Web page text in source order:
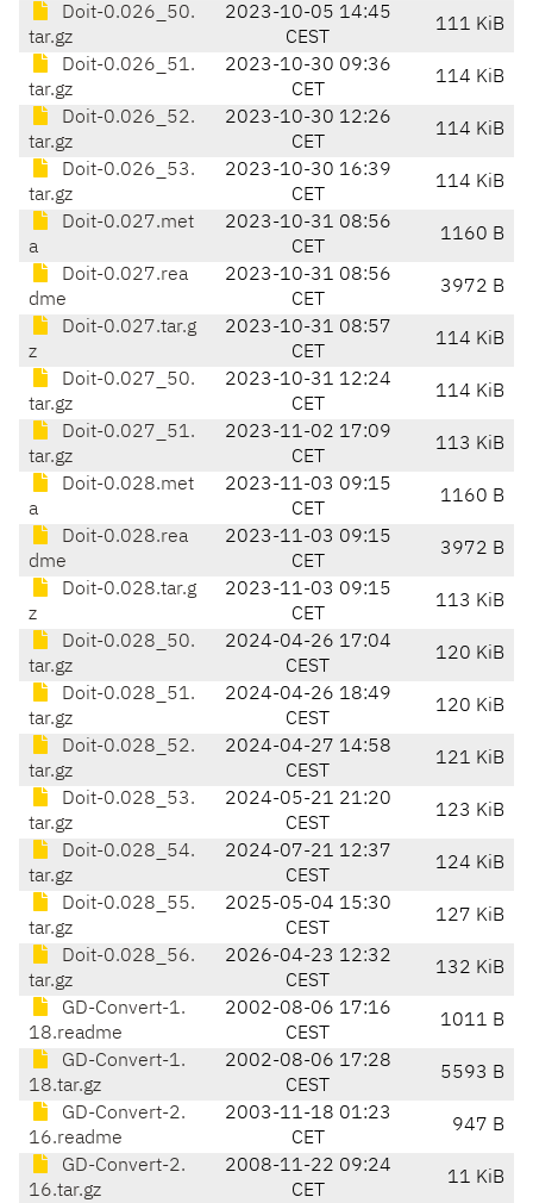
Doit-0.026_50.
tar.gz
2023-10-05 14:45
CEST
111 KiB
Doit-0.026_51.
tar.gz
2023-10-30 09:36
CET
114 KiB
Doit-0.026_52.
tar.gz
2023-10-30 12:26
CET
114 KiB
Doit-0.026_53.
tar.gz
2023-10-30 16:39
CET
114 KiB
Doit-0.027.met
a
2023-10-31 08:56
CET
1160 B
Doit-0.027.rea
dme
2023-10-31 08:56
CET
3972 B
Doit-0.027.tar.g
z
2023-10-31 08:57
CET
114 KiB
Doit-0.027_50.
tar.gz
2023-10-31 12:24
CET
114 KiB
Doit-0.027_51.
tar.gz
2023-11-02 17:09
CET
113 KiB
Doit-0.028.met
a
2023-11-03 09:15
CET
1160 B
Doit-0.028.rea
dme
2023-11-03 09:15
CET
3972 B
Doit-0.028.tar.g
z
2023-11-03 09:15
CET
113 KiB
Doit-0.028_50.
tar.gz
2024-04-26 17:04
CEST
120 KiB
Doit-0.028_51.
tar.gz
2024-04-26 18:49
CEST
120 KiB
Doit-0.028_52.
tar.gz
2024-04-27 14:58
CEST
121 KiB
Doit-0.028_53.
tar.gz
2024-05-21 21:20
CEST
123 KiB
Doit-0.028_54.
tar.gz
2024-07-21 12:37
CEST
124 KiB
Doit-0.028_55.
tar.gz
2025-05-04 15:30
CEST
127 KiB
Doit-0.028_56.
tar.gz
2026-04-23 12:32
CEST
132 KiB
GD-Convert-1.
18.readme
2002-08-06 17:16
CEST
1011 B
GD-Convert-1.
18.tar.gz
2002-08-06 17:28
CEST
5593 B
GD-Convert-2.
16.readme
2003-11-18 01:23
CET
947 B
GD-Convert-2.
16.tar.gz
2008-11-22 09:24
CET
11 KiB